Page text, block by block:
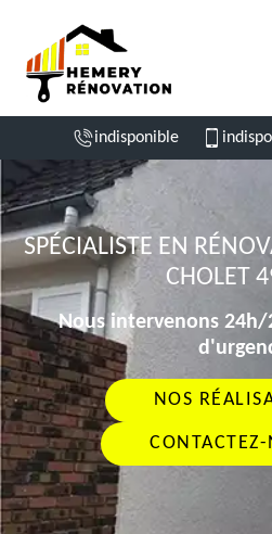
indisponible
SPÉCIALISTE EN
CHOLET
Nous intervenons 24h/
NOS